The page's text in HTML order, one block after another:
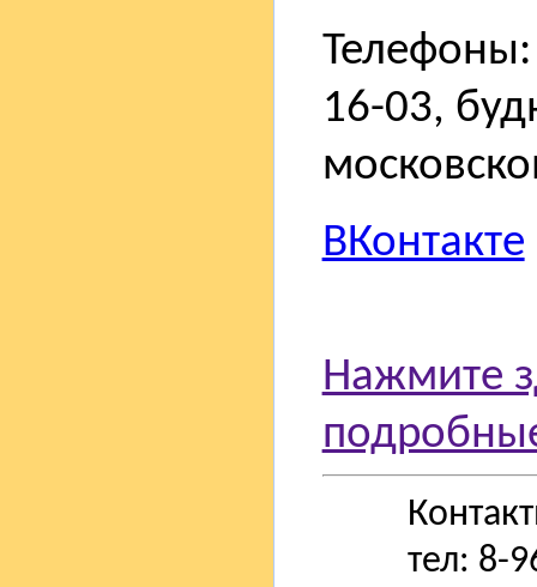
16-03,
ВКонтакте
Нажмите
тел: 8-